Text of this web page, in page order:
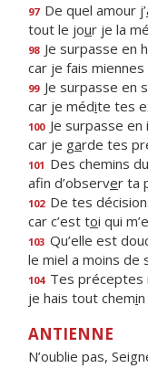
97 De quel amour j’
tout le jour je la
98 Je surpasse en
car je fais
99 Je surpasse en
car je médite tes
100 Je surpasse en
car je garde tes
101 Des chemins
afin d’observer ta
102 De tes
car c’est toi qui
103 Qu’elle est
le miel a moins de
104 Tes préceptes
je hais tout chemi
ANTIENNE
N’oublie pas,